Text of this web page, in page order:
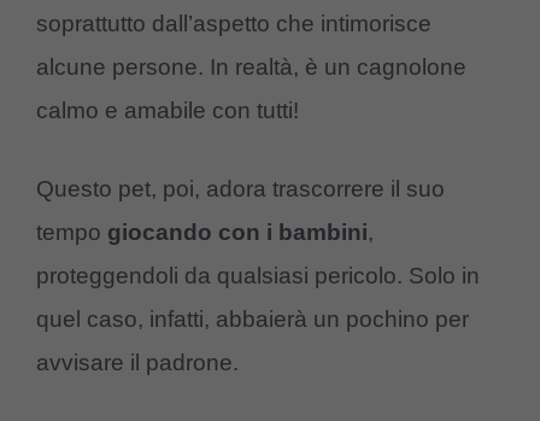
soprattutto dall’aspetto che intimorisce
alcune persone. In realtà, è un cagnolone
calmo e amabile con tutti!
Questo pet, poi, adora trascorrere il suo
tempo giocando con i bambini,
proteggendoli da qualsiasi pericolo. Solo in
quel caso, infatti, abbaierà un pochino per
avvisare il padrone.